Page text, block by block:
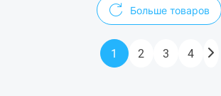
Больше товаров
1 2 3 4